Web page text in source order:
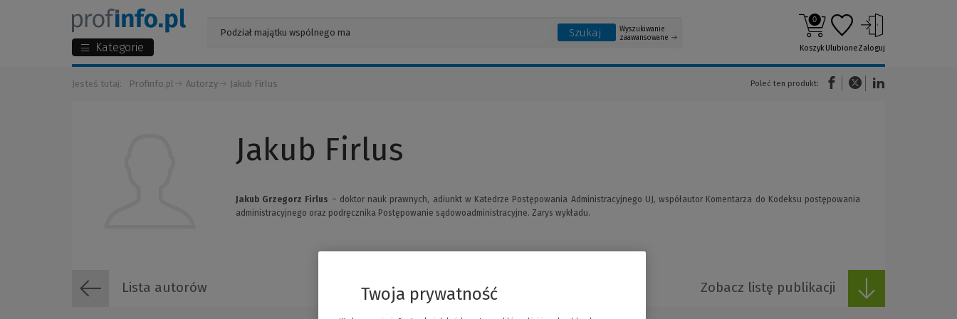
Kategorie
Szukaj
Wyszukiwanie
zaawansowane
0
KoszykUlubioneZaloguj
Jesteś tutaj: Profinfo.pl Autorzy Jakub Firlus Poleć ten produkt:
(Nowe okno)(Link do innej strony)
Jakub Firlus
Jakub Grzegorz Firlus – doktor nauk prawnych, adiunkt w Katedrze Postępowania Administracyjnego UJ, współautor Komentarza do Kodeksu postępowania
administracyjnego oraz podręcznika Postępowanie sądowoadministracyjne. Zarys wykładu.
Lista autorów Zobacz listę publikacji
Twoja prywatność